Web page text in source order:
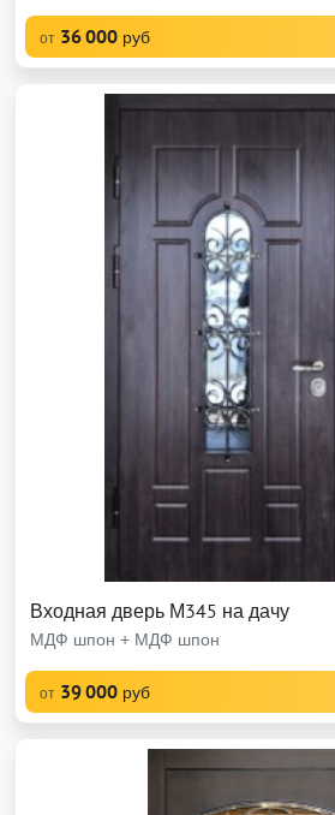
от 36 000 руб
Входная дверь М345 на дачу
МДФ шпон + МДФ шпон
от 39 000 руб